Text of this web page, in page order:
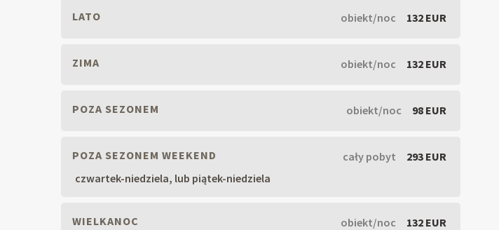
LATO obiekt/noc 132 EUR
ZIMA obiekt/noc 132 EUR
POZA SEZONEM obiekt/noc 98 EUR
POZA SEZONEM WEEKEND cały pobyt
293 EUR
czwartek-niedziela, lub piątek-niedziela
WIELKANOC obiekt/noc 132 EUR